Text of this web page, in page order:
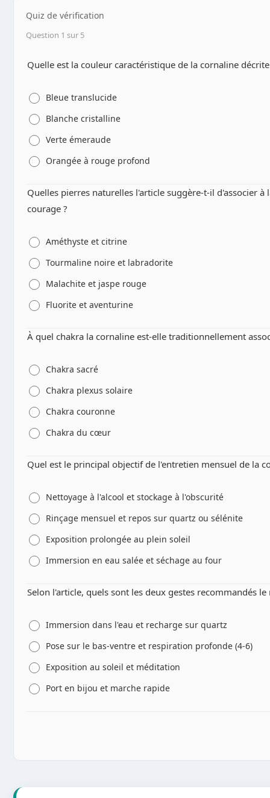
Quiz de vérification
Question 1 sur 5
Quelle est la couleur caractéristique de la cornaline
Bleue translucide
Blanche cristalline
Verte émeraude
Orangée à rouge profond
Quelles pierres naturelles l'article suggère-t-il d'associer
courage ?
Améthyste et citrine
Tourmaline noire et labradorite
Malachite et jaspe rouge
Fluorite et aventurine
À quel chakra la cornaline est-elle traditionnellement
Chakra sacré
Chakra plexus solaire
Chakra couronne
Chakra du cœur
Quel est le principal objectif de l'entretien mensuel de la
Nettoyage à l'alcool et stockage à l'obscurité
Rinçage mensuel et repos sur quartz ou sélénite
Exposition prolongée au plein soleil
Immersion en eau salée et séchage au four
Selon l'article, quels sont les deux gestes recommandés
Immersion dans l'eau et recharge sur quartz
Pose sur le bas-ventre et respiration profonde (4-6)
Exposition au soleil et méditation
Port en bijou et marche rapide